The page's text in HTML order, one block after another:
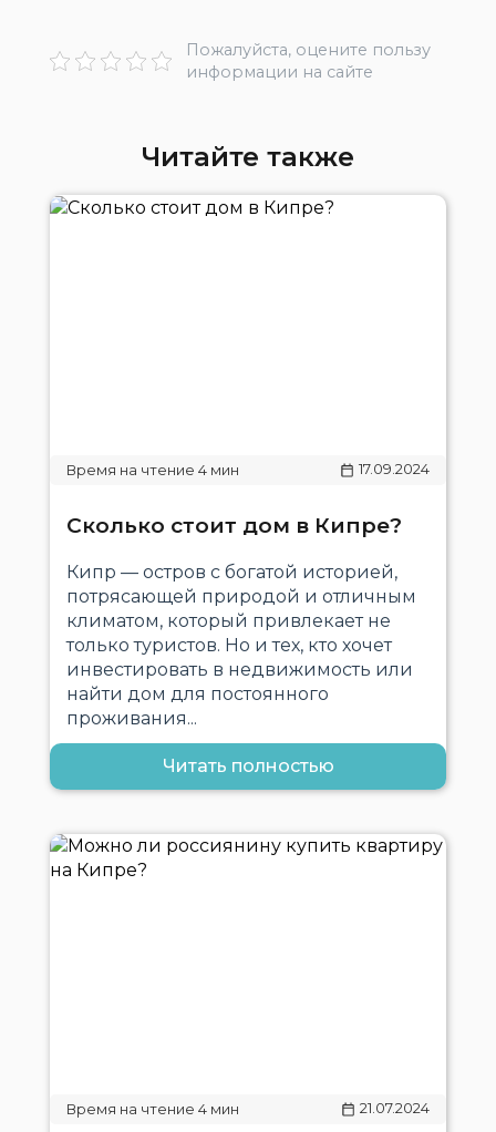
Пожалуйста, оцените пользу
информации на сайте
Читайте также
17.09.2024
Сколько стоит дом в Кипре?
Кипр — остров с богатой историей,
потрясающей природой и отличным
климатом, который привлекает не
только туристов. Но и тех, кто хочет
инвестировать в недвижимость или
найти дом для постоянного
проживания...
Читать полностью
21.07.2024